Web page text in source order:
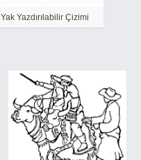
Yak Yazdırılabilir Çizimi